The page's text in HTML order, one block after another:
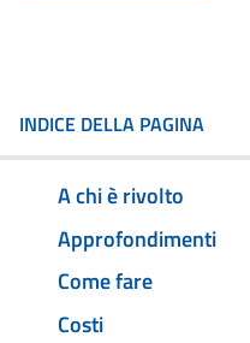
INDICE DELLA PAGINA
A chi è rivolto
Approfondimenti
Come fare
Costi